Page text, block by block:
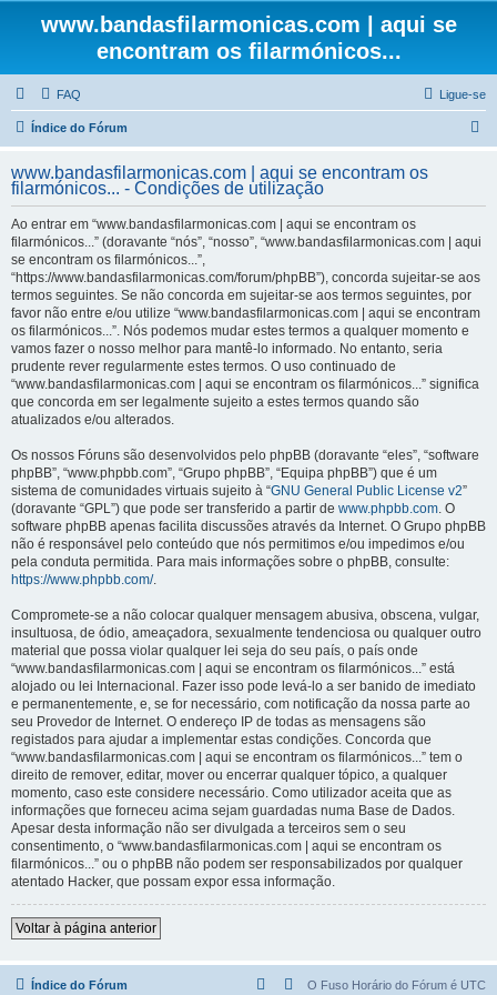
www.bandasfilarmonicas.com | aqui se
encontram os filarmónicos...
FAQ Ligue-se
Índice do Fórum
q
www.bandasfilarmonicas.com | aqui se encontram os
filarmónicos... - Condições de utilização
Ao entrar em “www.bandasfilarmonicas.com | aqui se encontram os
filarmónicos...” (doravante “nós”, “nosso”, “www.bandasfilarmonicas.com | aqui
se encontram os filarmónicos...”,
“https://www.bandasfilarmonicas.com/forum/phpBB”), concorda sujeitar-se aos
termos seguintes. Se não concorda em sujeitar-se aos termos seguintes, por
favor não entre e/ou utilize “www.bandasfilarmonicas.com | aqui se encontram
os filarmónicos...”. Nós podemos mudar estes termos a qualquer momento e
vamos fazer o nosso melhor para mantê-lo informado. No entanto, seria
prudente rever regularmente estes termos. O uso continuado de
“www.bandasfilarmonicas.com | aqui se encontram os filarmónicos...” significa
que concorda em ser legalmente sujeito a estes termos quando são
atualizados e/ou alterados.
Os nossos Fóruns são desenvolvidos pelo phpBB (doravante “eles”, “software
phpBB”, “www.phpbb.com”, “Grupo phpBB”, “Equipa phpBB”) que é um
sistema de comunidades virtuais sujeito à “GNU General Public License v2”
(doravante “GPL”) que pode ser transferido a partir de www.phpbb.com. O
software phpBB apenas facilita discussões através da Internet. O Grupo phpBB
não é responsável pelo conteúdo que nós permitimos e/ou impedimos e/ou
pela conduta permitida. Para mais informações sobre o phpBB, consulte:
https://www.phpbb.com/.
Compromete-se a não colocar qualquer mensagem abusiva, obscena, vulgar,
insultuosa, de ódio, ameaçadora, sexualmente tendenciosa ou qualquer outro
material que possa violar qualquer lei seja do seu país, o país onde
“www.bandasfilarmonicas.com | aqui se encontram os filarmónicos...” está
alojado ou lei Internacional. Fazer isso pode levá-lo a ser banido de imediato
e permanentemente, e, se for necessário, com notificação da nossa parte ao
seu Provedor de Internet. O endereço IP de todas as mensagens são
registados para ajudar a implementar estas condições. Concorda que
“www.bandasfilarmonicas.com | aqui se encontram os filarmónicos...” tem o
direito de remover, editar, mover ou encerrar qualquer tópico, a qualquer
momento, caso este considere necessário. Como utilizador aceita que as
informações que forneceu acima sejam guardadas numa Base de Dados.
Apesar desta informação não ser divulgada a terceiros sem o seu
consentimento, o “www.bandasfilarmonicas.com | aqui se encontram os
filarmónicos...” ou o phpBB não podem ser responsabilizados por qualquer
atentado Hacker, que possam expor essa informação.
Voltar à página anterior
Índice do Fórum O Fuso Horário do Fórum é UTC